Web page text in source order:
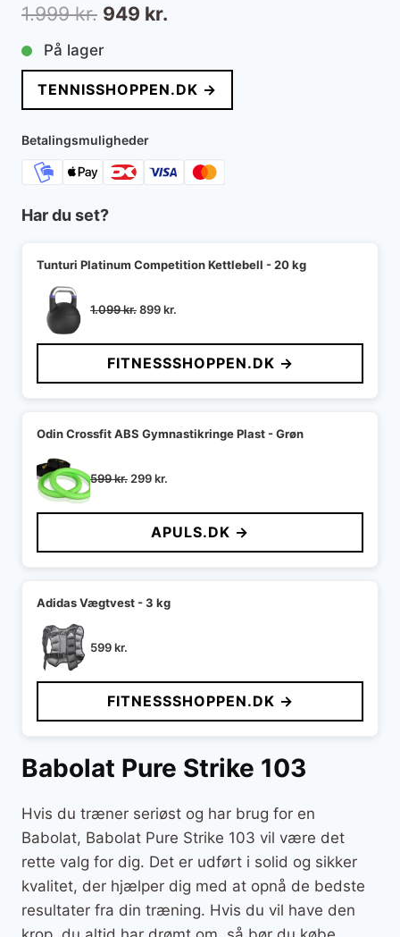
1.999kr. Den
oprindelige
pris
var:
1.999 kr..
949 kr.
pris
er:
På lager
TENNISSHOPPEN.DK →
Betalingsmuligheder
Har du set?
Tunturi Platinum Competition Kettlebell - 20 kg
1.099kr.Den
pris
var:
1.099 kr..
899kr.
pris
er:
899 kr..
FITNESSSHOPPEN.DK →
Odin Crossfit ABS Gymnastikringe Plast - Grøn
599kr. Den
pris
599 kr..
299kr.
pris
er:
299 kr..
APULS.DK →
Adidas Vægtvest - 3 kg
599kr.
FITNESSSHOPPEN.DK →
Babolat Pure Strike 103
Hvis du træner seriøst og har brug for en
Babolat, Babolat Pure Strike 103 vil være det
rette valg for dig. Det er udført i solid og sikker
kvalitet, der hjælper dig med at opnå de bedste
resultater fra din træning. Hvis du vil have den